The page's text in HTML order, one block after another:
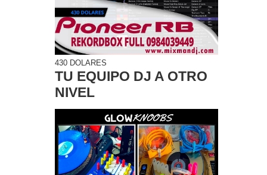
430 DOLARES
TU EQUIPO DJ A OTRO
NIVEL